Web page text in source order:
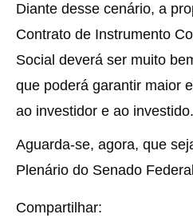
Diante desse cenário, a
Contrato de Instrumento
Social deverá ser muito
que poderá garantir maior
ao investidor e ao investido.
Aguarda-se, agora, que
Plenário do Senado
Compartilhar: